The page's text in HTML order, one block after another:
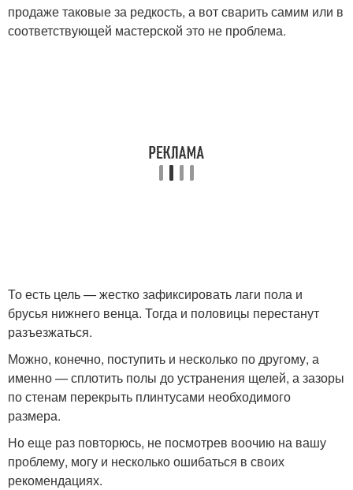
продаже таковые за редкость, а вот сварить самим или в
соответствующей мастерской это не проблема.
То есть цель — жестко зафиксировать лаги пола и
брусья нижнего венца. Тогда и половицы перестанут
разъезжаться.
Можно, конечно, поступить и несколько по другому, а
именно — сплотить полы до устранения щелей, а зазоры
по стенам перекрыть плинтусами необходимого
размера.
Но еще раз повторюсь, не посмотрев воочию на вашу
проблему, могу и несколько ошибаться в своих
рекомендациях.